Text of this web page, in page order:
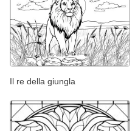
Il re della giungla